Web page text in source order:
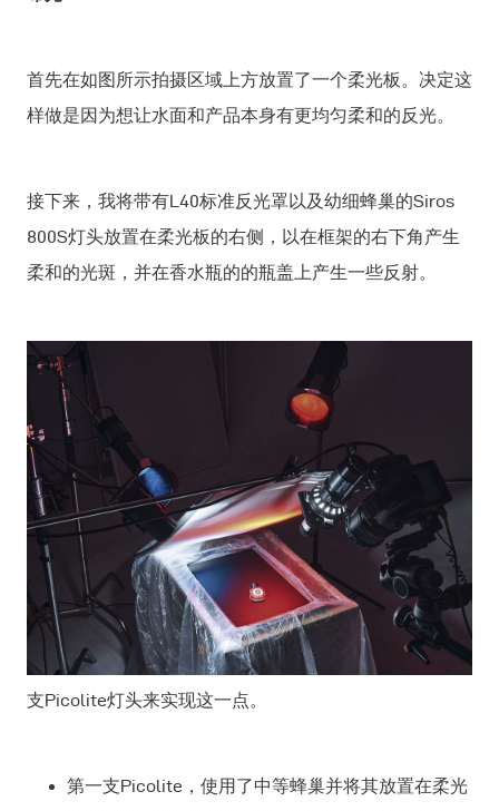
首先在如图所示拍摄区域上方放置了一个柔光板。决定这
样做是因为想让水面和产品本身有更均匀柔和的反光。
接下来，我将带有L40标准反光罩以及幼细蜂巢的Siros
800S灯头放置在柔光板的右侧，以在框架的右下角产生
柔和的光斑，并在香水瓶的的瓶盖上产生一些反射。
支Picolite灯头来实现这一点。
第一支Picolite，使用了中等蜂巢并将其放置在柔光